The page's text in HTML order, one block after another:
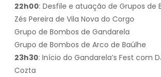
22h00: Desfile e atuação de Grupos de
Zés Pereira de Vila Nova do Corgo
Grupo de Bombos de Gandarela
Grupo de Bombos de Arco de Baúlhe
23h30: Início do Gandarela’s Fest com
Cozta